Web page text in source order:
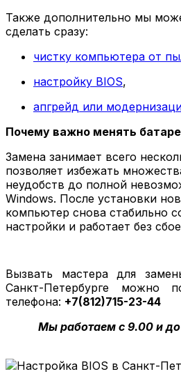
Также дополнительно мы
сделать сразу:
чистку компьютера от
настройку BIOS,
апгрейд или
Почему важно менять
Замена занимает всего
позволяет избежать
неудобств до полной
Windows. После установки
компьютер снова стабильно
настройки и работает без
Вызвать мастера для
Санкт-Петербурге можно
телефона: +7(812)715-23-44
Мы работаем с 9.00 и